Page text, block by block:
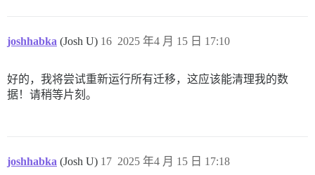
joshhabka (Josh U) 2025 年4 月 15 日 17:10
16
好的，我将尝试重新运行所有迁移，这应该能清理我的数
据！请稍等片刻。
joshhabka (Josh U) 2025 年4 月 15 日 17:18
17